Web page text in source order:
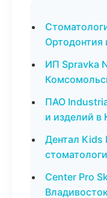
Ортодонтия
ИП Spravka
ПАО
и изделий
Дентал Kids
Center Pro